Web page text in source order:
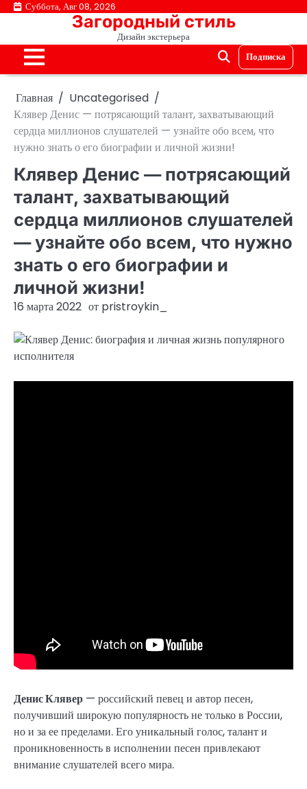
ПерейтиСуббота, Авг 08, 2026
Загородный стиль
Дизайн экстерьера
Подписка
Главная
Uncategorised
Клявер Денис — потрясающий талант, захватывающий
сердца миллионов слушателей — узнайте обо всем, что
нужно знать о его биографии и личной жизни!
Клявер Денис — потрясающий
талант, захватывающий
сердца миллионов слушателей
— узнайте обо всем, что нужно
знать о его биографии и
личной жизни!
16 марта 2022 от pristroykin_
Денис Клявер — российский певец и автор песен,
получивший широкую популярность не только в России,
но и за ее пределами. Его уникальный голос, талант и
проникновенность в исполнении песен привлекают
внимание слушателей всего мира.